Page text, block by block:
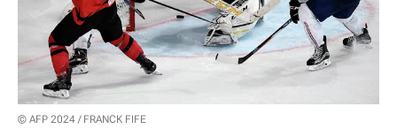
© AFP 2024 / FRANCK FIFE